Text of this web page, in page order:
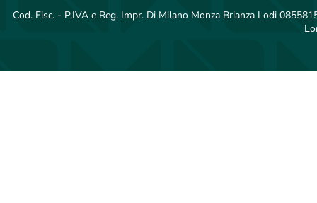
Cod. Fisc. - P.IVA e Reg. Impr. Di Milano Monza Brianza Lodi